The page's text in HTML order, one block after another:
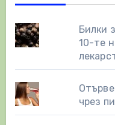
Билки
10-те
чрез